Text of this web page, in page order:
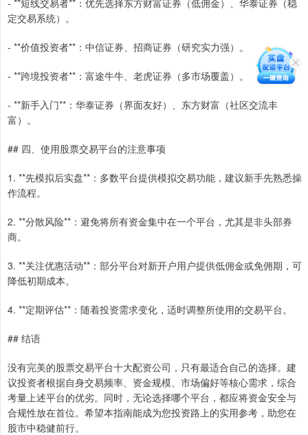
定交易系统）。
- **价值投资者**：中信证券、招商证券（研究实力强）。
- **跨境投资者**：富途牛牛、老虎证券（多市场覆盖）。
- **新手入门**：华泰证券（界面友好）、东方财富（社区交流丰
富）。
## 四、使用股票交易平台的注意事项
1. **先模拟后实盘**：多数平台提供模拟交易功能，建议新手先熟悉操
作流程。
2. **分散风险**：避免将所有资金集中在一个平台，尤其是非头部券
商。
3. **关注优惠活动**：部分平台对新开户用户提供低佣金或免佣期，可
降低初期成本。
4. **定期评估**：随着投资需求变化，适时调整所使用的交易平台。
## 结语
没有完美的股票交易平台十大配资公司，只有最适合自己的选择。建
议投资者根据自身交易频率、资金规模、市场偏好等核心需求，综合
考量上述平台的优劣。同时，无论选择哪个平台，都应将资金安全与
合规性放在首位。希望本指南能成为您投资路上的实用参考，助您在
股市中稳健前行。